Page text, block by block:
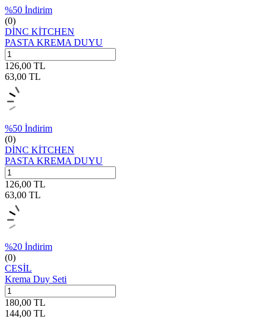
%50 İndirim
(0)
DİNC KİTCHEN
PASTA KREMA DUYU
126,00 TL
63,00 TL
%50 İndirim
(0)
DİNC KİTCHEN
PASTA KREMA DUYU
126,00 TL
63,00 TL
%20 İndirim
(0)
CESİL
Krema Duy Seti
180,00 TL
144,00 TL